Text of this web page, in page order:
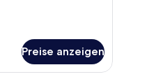
Preise anzeigen